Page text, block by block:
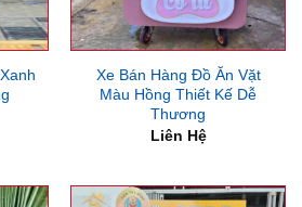
Xe Bán Hàng Đồ Ăn Vặt
Màu Hồng Thiết Kế Dễ
Thương
Liên Hệ